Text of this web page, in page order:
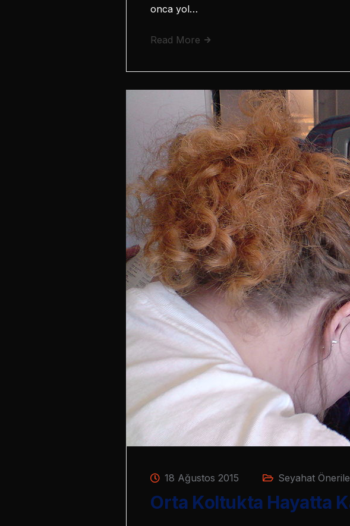
onca yol…
Read More
18 Ağustos 2015 Seyahat
Orta Koltukta Hayatta